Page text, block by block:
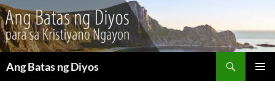
Ang Batas ng Diyos